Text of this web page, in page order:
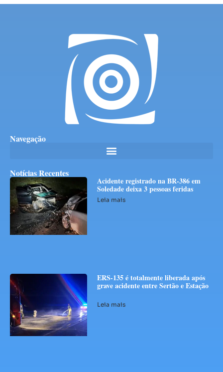
Navegação
Notícias Recentes
Acidente registrado na BR-386 em
Soledade deixa 3 pessoas feridas
Leia mais
ERS-135 é totalmente liberada após
grave acidente entre Sertão e Estação
Leia mais